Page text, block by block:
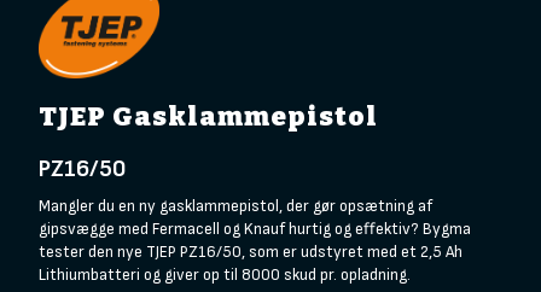
TJEP Gasklammepistol
PZ16/50
Mangler du en ny gasklammepistol, der gør opsætning af
gipsvægge med Fermacell og Knauf hurtig og effektiv? Bygma
tester den nye TJEP PZ16/50, som er udstyret med et 2,5 Ah
Lithiumbatteri og giver op til 8000 skud pr. opladning.